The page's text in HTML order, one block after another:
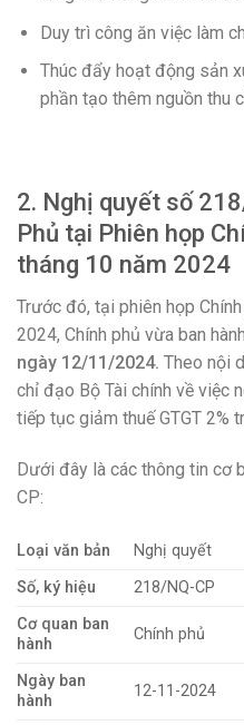
Duy trì công ăn việc làm
Thúc đẩy hoạt động sản
phần tạo thêm nguồn thu
2. Nghị quyết số
Phủ tại Phiên họp
tháng 10 năm 2024
Trước đó, tại phiên họp
2024, Chính phủ vừa ban hành
ngày 12/11/2024. Theo nội
chỉ đạo Bộ Tài chính về việc
tiếp tục giảm thuế GTGT 2%
Dưới đây là các thông tin cơ
CP:
Loại văn bản
Nghị quyết
Số, ký hiệu
218/NQ-CP
Cơ quan ban
hành
Chính phủ
Ngày ban
hành
12-11-2024